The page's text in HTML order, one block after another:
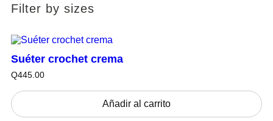
Filter by sizes
Suéter crochet crema
Q445.00
Añadir al carrito